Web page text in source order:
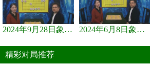
2024年9月28日象棋世界栏目，刘君、蒋川讲解了第九届杨官璘杯象棋... 2024年6月8日象棋世界，刘君、蒋川讲解了第九届杨官璘杯全国象棋...
精彩对局推荐